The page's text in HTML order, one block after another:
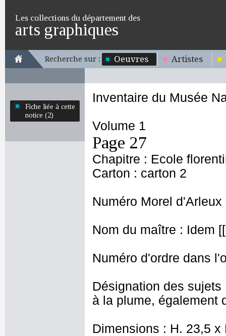
Les collections du département des
arts graphiques
Recherche sur : Oeuvres Artistes
Fiche liée à cette
notice (2)
Inventaire du Musée
Volume 1
Page 27
Chapitre : Ecole
Carton : carton 2
Numéro Morel d'Arleux
Nom du maître : Idem
Numéro d'ordre dans
Désignation des
à la plume, également
Dimensions : H. 23,5 x